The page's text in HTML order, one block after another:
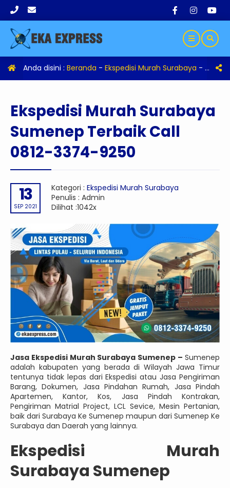
Anda disini : Beranda - Ekspedisi Murah Surabaya -
Ekspedisi Murah Surabaya
Sumenep Terbaik Call
0812-3374-9250
13
SEP 2021
Kategori : Ekspedisi Murah Surabaya
Penulis : Admin
Dilihat :1042x
Jasa Ekspedisi Murah Surabaya Sumenep – Sumenep
adalah kabupaten yang berada di Wilayah Jawa Timur
tentunya tidak lepas dari Ekspedisi atau Jasa Pengiriman
Barang, Dokumen, Jasa Pindahan Rumah, Jasa Pindah
Apartemen, Kantor, Kos, Jasa Pindah Kontrakan,
Pengiriman Matrial Project, LCL Sevice, Mesin Pertanian,
baik dari Surabaya Ke Sumenep maupun dari Sumenep Ke
Surabaya dan Daerah yang lainnya.
Ekspedisi Murah
Surabaya Sumenep